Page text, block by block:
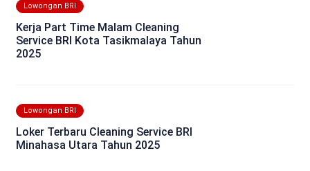
Lowongan BRI
Kerja Part Time Malam Cleaning
Service BRI Kota Tasikmalaya Tahun
2025
Lowongan BRI
Loker Terbaru Cleaning Service BRI
Minahasa Utara Tahun 2025